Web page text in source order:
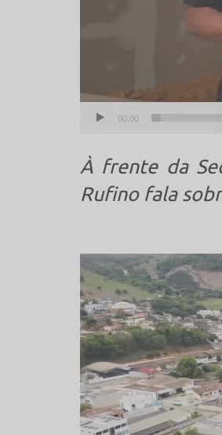
00:00
À frente da
Rufino fala
Tocador
de
vídeo